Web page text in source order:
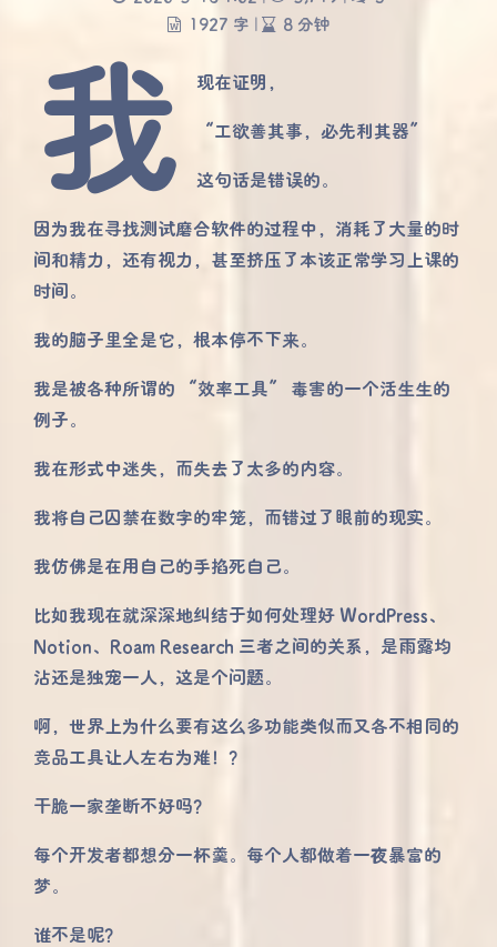
1927 字 | 8 分钟
我 现在证明，
“工欲善其事，必先利其器”
这句话是错误的。
因为我在寻找测试磨合软件的过程中，消耗了大量的时
间和精力，还有视力，甚至挤压了本该正常学习上课的
时间。
我的脑子里全是它，根本停不下来。
我是被各种所谓的 “效率工具” 毒害的一个活生生的
例子。
我在形式中迷失，而失去了太多的内容。
我将自己囚禁在数字的牢笼，而错过了眼前的现实。
我仿佛是在用自己的手掐死自己。
比如我现在就深深地纠结于如何处理好 WordPress、
Notion、Roam Research 三者之间的关系，是雨露均
沾还是独宠一人，这是个问题。
啊，世界上为什么要有这么多功能类似而又各不相同的
竞品工具让人左右为难！？
干脆一家垄断不好吗？
每个开发者都想分一杯羹。每个人都做着一夜暴富的
梦。
谁不是呢？